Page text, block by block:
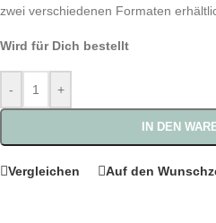
zwei verschiedenen Formaten
Wird für Dich bestellt
- +
IN DEN
Vergleichen Auf den